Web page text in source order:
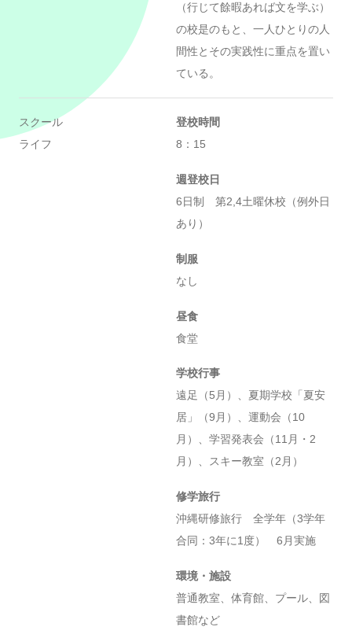
（行じて餘暇あれば文を学ぶ）
の校是のもと、一人ひとりの人
間性とその実践性に重点を置い
ている。
スクール
ライフ
登校時間
8：15
週登校日
6日制 第2,4土曜休校（例外日
あり）
制服
なし
昼食
食堂
学校行事
遠足（5月）、夏期学校「夏安
居」（9月）、運動会（10
月）、学習発表会（11月・2
月）、スキー教室（2月）
修学旅行
沖縄研修旅行 全学年（3学年
合同：3年に1度） 6月実施
環境・施設
普通教室、体育館、プール、図
書館など